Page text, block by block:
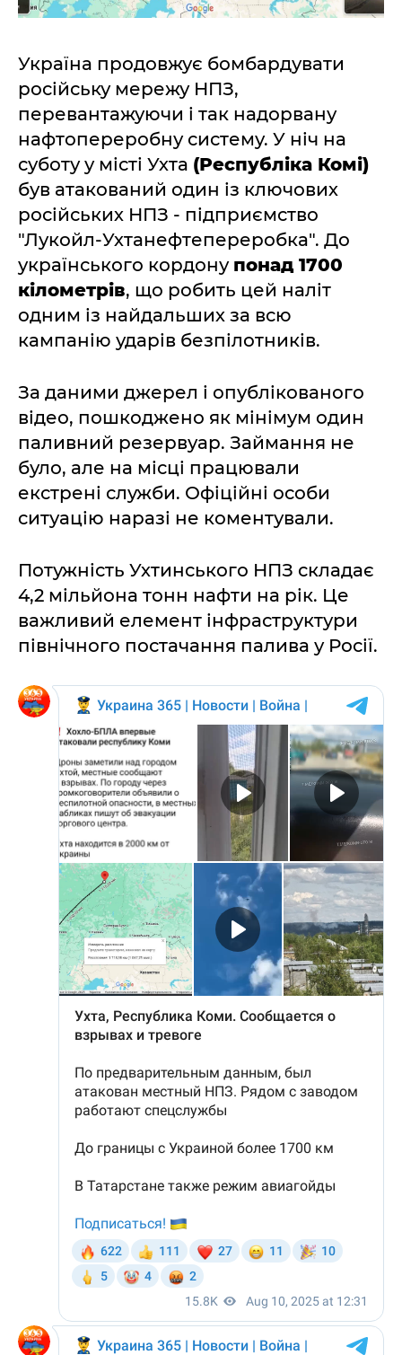
Україна продовжує бомбардувати
російську мережу НПЗ,
перевантажуючи і так надорвану
нафтопереробну систему. У ніч на
суботу у місті Ухта (Республіка Комі)
був атакований один із ключових
російських НПЗ - підприємство
"Лукойл-Ухтанефтепереробка". До
українського кордону понад 1700
кілометрів, що робить цей наліт
одним із найдальших за всю
кампанію ударів безпілотників.
За даними джерел і опублікованого
відео, пошкоджено як мінімум один
паливний резервуар. Займання не
було, але на місці працювали
екстрені служби. Офіційні особи
ситуацію наразі не коментували.
Потужність Ухтинського НПЗ складає
4,2 мільйона тонн нафти на рік. Це
важливий елемент інфраструктури
північного постачання палива у Росії.